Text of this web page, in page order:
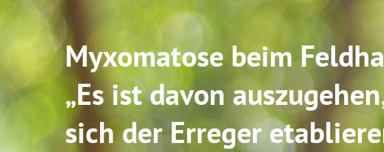
Myxomatose beim
„Es ist davon
sich der Erreger